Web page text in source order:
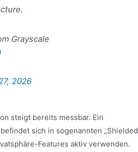
Grayscale
2026
steigt bereits messbar. Ein
sich in sogenannten „Shielded
Features aktiv verwenden.